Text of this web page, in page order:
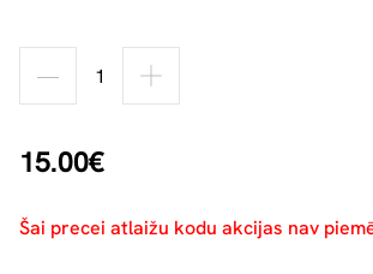
15.00€
Šai precei atlaižu kodu akcijas nav